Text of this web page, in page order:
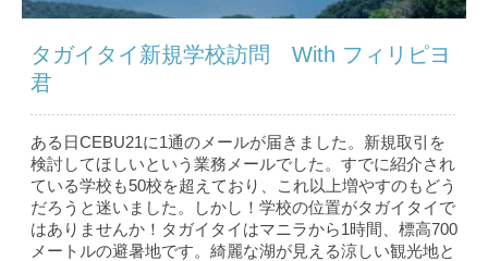
タガイタイ新規学校訪問 With フィリピヨ
君
ある日CEBU21に1通のメールが届きました。新規取引を
検討してほしいという業務メールでした。すでに紹介され
ている学校も50校を超えており、これ以上増やすのもどう
だろうと迷いました。しかし！学校の位置がタガイタイで
はありませんか！タガイタイはマニラから1時間、標高700
メートルの避暑地です。綺麗な湖が見える涼しい観光地と